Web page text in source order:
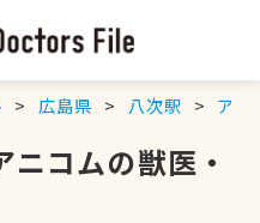
広島県 八次駅 アニ
コムの獣医・